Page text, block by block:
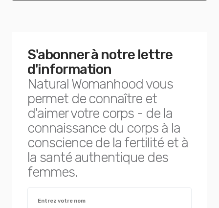
S'abonner à notre lettre
d'information
Natural Womanhood vous
permet de connaître et
d'aimer votre corps - de la
connaissance du corps à la
conscience de la fertilité et à
la santé authentique des
femmes.